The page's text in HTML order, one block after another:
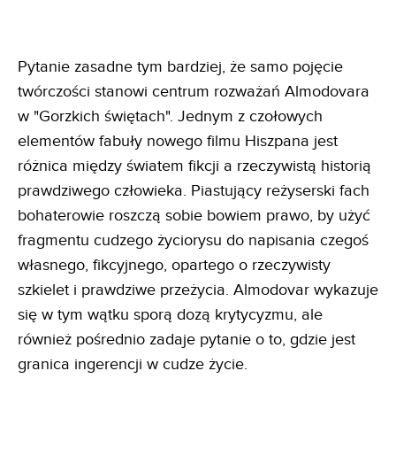
Pytanie zasadne tym bardziej, że samo pojęcie
twórczości stanowi centrum rozważań Almodovara
w "Gorzkich świętach". Jednym z czołowych
elementów fabuły nowego filmu Hiszpana jest
różnica między światem fikcji a rzeczywistą historią
prawdziwego człowieka. Piastujący reżyserski fach
bohaterowie roszczą sobie bowiem prawo, by użyć
fragmentu cudzego życiorysu do napisania czegoś
własnego, fikcyjnego, opartego o rzeczywisty
szkielet i prawdziwe przeżycia. Almodovar wykazuje
się w tym wątku sporą dozą krytycyzmu, ale
również pośrednio zadaje pytanie o to, gdzie jest
granica ingerencji w cudze życie.